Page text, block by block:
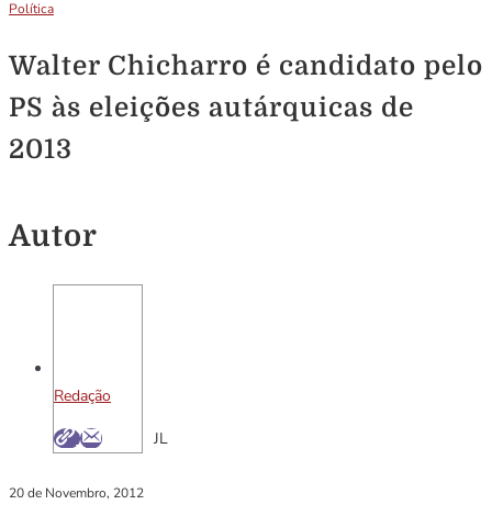
Política
Walter Chicharro é candidato pelo
PS às eleições autárquicas de
2013
Autor
Redação
JL
20 de Novembro, 2012